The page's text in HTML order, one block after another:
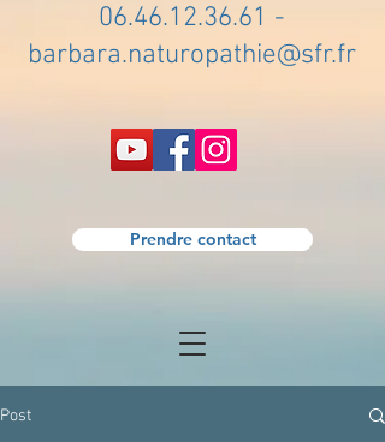
06.46.12.36.61 -
barbara.naturopathie@sfr.fr
Prendre contact
Post